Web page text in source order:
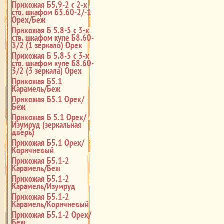
Прихожая Б5.9-2 с 2-х
ств. шкафом Б5.60-2/-1
Орех/Беж
Прихожая Б 5.8-5 с 3-х
ств. шкафом купе Б8.60-
3/2 (1 зеркало) Орех
Прихожая Б 5.8-5 с 3-х
ств. шкафом купе Б8.60-
3/2 (3 зеркала) Орех
Прихожая Б5.1
Карамель/Беж
Прихожая Б5.1 Орех/
Беж
Прихожая Б 5.1 Орех/
Изумруд (зеркальная
дверь)
Прихожая Б5.1 Орех/
Коричневый
Прихожая Б5.1-2
Карамель/Беж
Прихожая Б5.1-2
Карамель/Изумруд
Прихожая Б5.1-2
Карамель/Коричневый
Прихожая Б5.1-2 Орех/